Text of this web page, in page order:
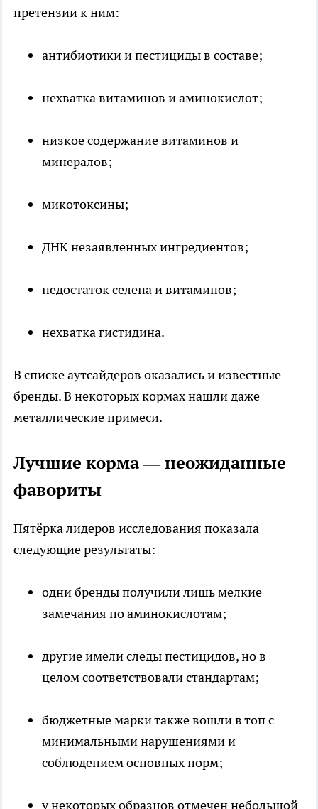
претензии к ним:
антибиотики и пестициды в составе;
нехватка витаминов и аминокислот;
низкое содержание витаминов и
минералов;
микотоксины;
ДНК незаявленных ингредиентов;
недостаток селена и витаминов;
нехватка гистидина.
В списке аутсайдеров оказались и известные
бренды. В некоторых кормах нашли даже
металлические примеси.
Лучшие корма — неожиданные
фавориты
Пятёрка лидеров исследования показала
следующие результаты:
одни бренды получили лишь мелкие
замечания по аминокислотам;
другие имели следы пестицидов, но в
целом соответствовали стандартам;
бюджетные марки также вошли в топ с
минимальными нарушениями и
соблюдением основных норм;
у некоторых образцов отмечен небольшой